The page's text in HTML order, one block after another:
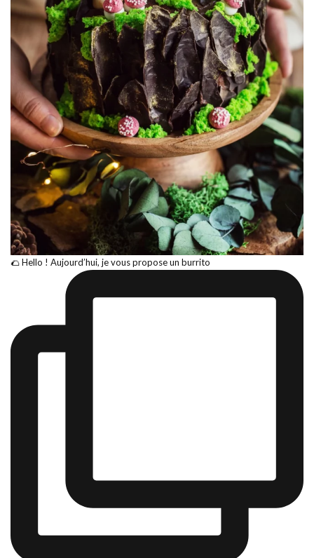
🌮 Hello ! Aujourd’hui, je vous propose un burrito